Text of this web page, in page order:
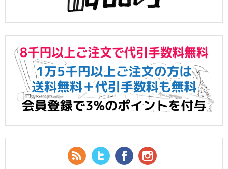
RSS Feed
Twitter Facebook